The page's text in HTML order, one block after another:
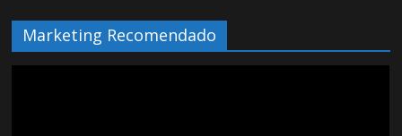
Marketing Recomendado